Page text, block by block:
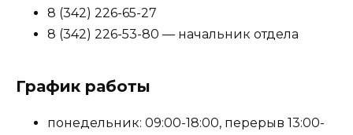
8 (342) 226-65-27
8 (342) 226-53-80 — начальник отдела
График работы
понедельник: 09:00-18:00, перерыв 13:00-